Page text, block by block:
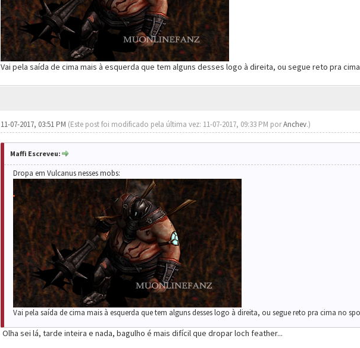
Vai pela saída de cima mais à esquerda que tem alguns desses logo à direita, ou segue reto pra
11-07-2017, 03:51 PM (Este post foi modificado pela última vez: 11-07-2017, 09:33 PM porAnchev.)
Maffi Escreveu:
Dropa em Vulcanus nesses mobs:
Vai pela saída de cima mais à esquerda que tem alguns desses logo à direita, ou segue reto pra cima no
Olha sei lá, tarde inteira e nada, bagulho é mais difícil que dropar loch feather...